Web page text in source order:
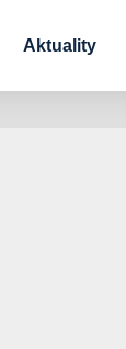
Aktuality